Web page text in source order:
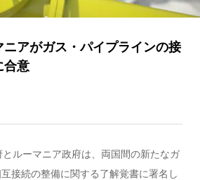
ニアがガス・パイプラインの接
合意
ルーマニア政府は、両国間の新たなガ
接続の整備に関する了解覚書に署名し